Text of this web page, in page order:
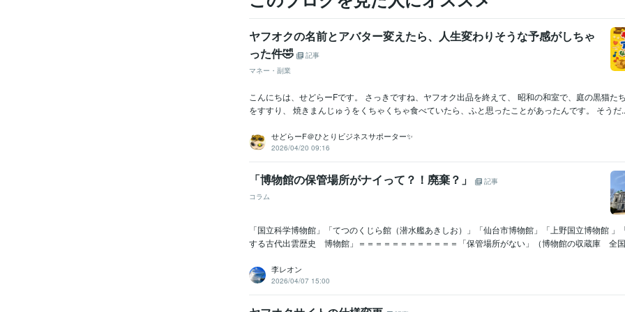
ヤフオクの名前とアバター変えたら、人生変わりそうな予感がしちゃ
った件🤣
記事
マネー・副業
こんにちは、せどらーFです。 さっきですね、ヤフオク出品を終えて、 昭和の和室で、庭の黒猫た
をすすり、 焼きまんじゅうをくちゃくちゃ食べていたら、ふと思ったことがあったんです。 そうだ
せどらーF＠ひとりビジネスサポーター✨
2026/04/20 09:16
「博物館の保管場所がナイって？！廃棄？」
記事
コラム
「国立科学博物館」「てつのくじら館（潜水艦あきしお）」「仙台市博物館」「上野国立博物館 」
する古代出雲歴史 博物館」＝＝＝＝＝＝＝＝＝＝＝＝「保管場所がない」（博物館の収蔵庫 全
李レオン
2026/04/07 15:00